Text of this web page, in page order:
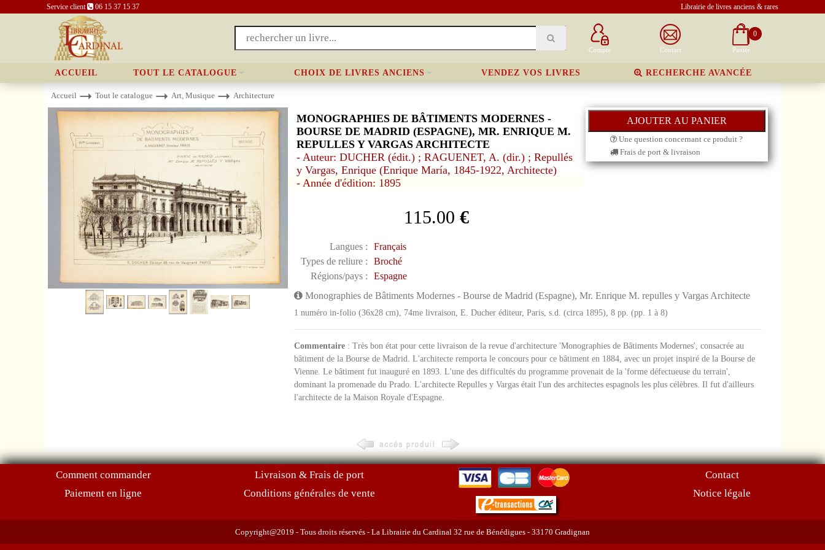
Service client 06 15 37 15 37 Librairie de livres anciens & rares
Compte Contact
0
Panier
ACCUEIL TOUT LE CATALOGUE CHOIX DE LIVRES ANCIENS VENDEZ VOS LIVRES RECHERCHE AVANCÉE
Accueil Tout le catalogue Art, Musique Architecture
MONOGRAPHIES DE BÂTIMENTS MODERNES -
BOURSE DE MADRID (ESPAGNE), MR. ENRIQUE M.
REPULLES Y VARGAS ARCHITECTE
- Auteur: DUCHER (édit.) ; RAGUENET, A. (dir.) ; Repullés
y Vargas, Enrique (Enrique María, 1845-1922, Architecte)
- Année d'édition: 1895
115.00 €
Langues :
Français
Types de reliure :
Broché
Régions/pays :
Espagne
Une question concernant ce produit ?
Frais de port & livraison
Monographies de Bâtiments Modernes - Bourse de Madrid (Espagne), Mr. Enrique M. repulles y Vargas Architecte
1 numéro in-folio (36x28 cm), 74me livraison, E. Ducher éditeur, Paris, s.d. (circa 1895), 8 pp. (pp. 1 à 8)
Commentaire: Très bon état pour cette livraison de la revue d'architecture 'Monographies de Bâtiments Modernes', consacrée au
bâtiment de la Bourse de Madrid. L'architecte remporta le concours pour ce bâtiment en 1884, avec un projet inspiré de la Bourse de
Vienne. Le bâtiment fut inauguré en 1893. L'une des difficultés du programme provenait de la 'forme défectueuse du terrain',
dominant la promenade du Prado. L'architecte Repulles y Vargas était l'un des architectes espagnols les plus célèbres. Il fut d'ailleurs
l'architecte de la Maison Royale d'Espagne.
Comment commander
Paiement en ligne
Livraison & Frais de port
Conditions générales de vente
Contact
Notice légale
Copyright@2019 - Tous droits réservés - La Librairie du Cardinal 32 rue de Bénédigues - 33170 Gradignan